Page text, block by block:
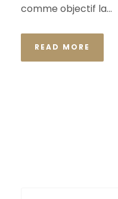
comme objectif la...
READ MORE